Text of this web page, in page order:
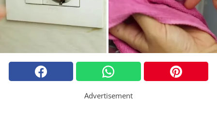
Advertisement